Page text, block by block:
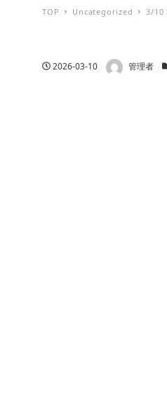
TOP Uncategorized 3/10
投稿日
2026-03-10 著者 管理者